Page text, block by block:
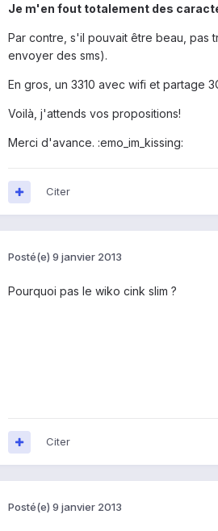
Je m'en fout totalement des
Par contre, s'il pouvait être beau, pas
envoyer des sms).
En gros, un 3310 avec wifi et partage
Voilà, j'attends vos propositions!
Merci d'avance. :emo_im_kissing:
Citer
Posté(e) 9 janvier 2013
Pourquoi pas le wiko cink slim ?
Citer
Posté(e) 9 janvier 2013